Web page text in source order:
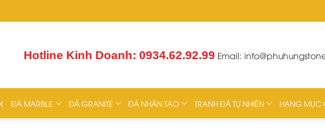
Hotline Kinh Doanh: 0934.62.92.99 Email:
ĐÁ MARBLE ĐÁ GRANITE ĐÁ NHÂN TẠO TRANH ĐÁ TỰ NHIÊN HẠNG MỤC